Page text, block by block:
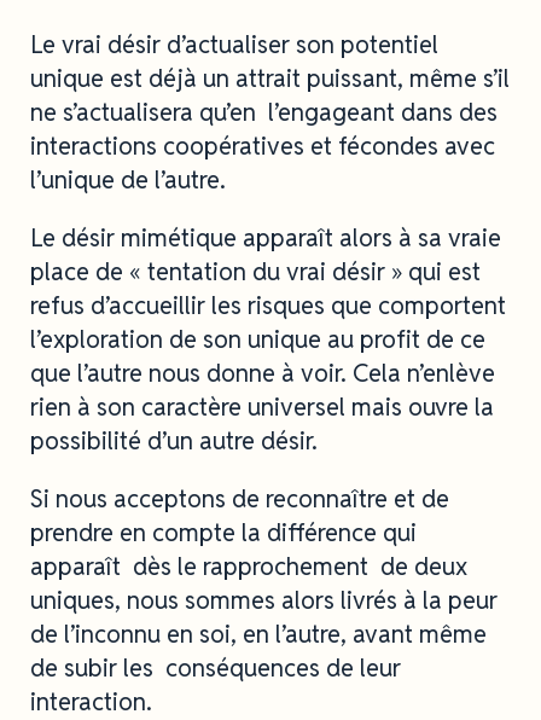
Le vrai désir d’actualiser son potentiel
unique est déjà un attrait puissant, même s’il
ne s’actualisera qu’en l’engageant dans des
interactions coopératives et fécondes avec
l’unique de l’autre.
Le désir mimétique apparaît alors à sa vraie
place de « tentation du vrai désir » qui est
refus d’accueillir les risques que comportent
l’exploration de son unique au profit de ce
que l’autre nous donne à voir. Cela n’enlève
rien à son caractère universel mais ouvre la
possibilité d’un autre désir.
Si nous acceptons de reconnaître et de
prendre en compte la différence qui
apparaît dès le rapprochement de deux
uniques, nous sommes alors livrés à la peur
de l’inconnu en soi, en l’autre, avant même
de subir les conséquences de leur
interaction.